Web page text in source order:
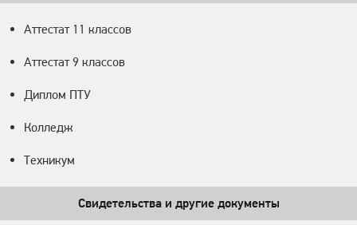
Аттестат 11 классов
Аттестат 9 классов
Диплом ПТУ
Колледж
Техникум
Свидетельства и другие документы